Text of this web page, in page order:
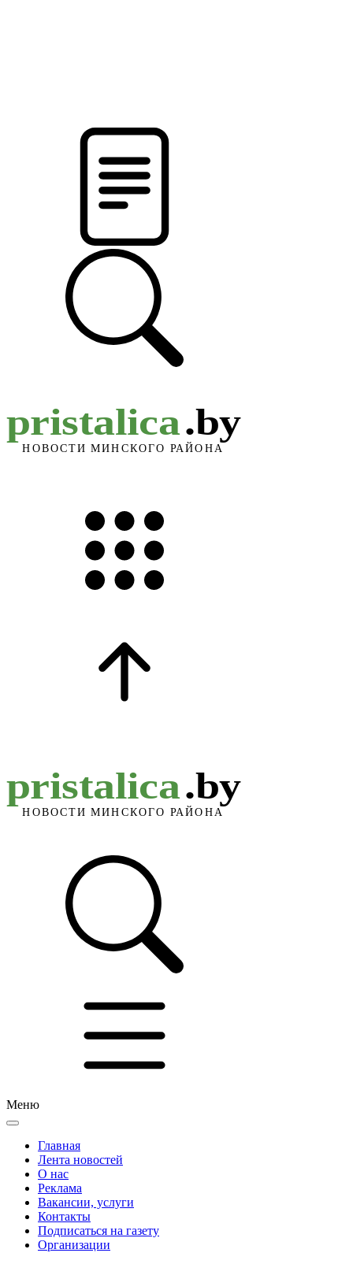
Меню
Главная
Лента новостей
О нас
Реклама
Вакансии, услуги
Контакты
Подписаться на газету
Организации